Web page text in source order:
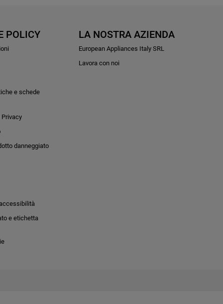
POLICY
e schede
danneggiato
e etichetta
LA NOSTRA AZIENDA
European Appliances Italy SRL
Lavora con noi